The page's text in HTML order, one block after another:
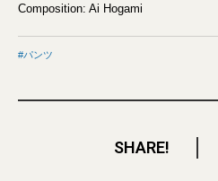
Composition: Ai Hogami
パンツ
SHARE!